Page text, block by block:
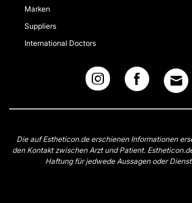
Marken
Suppliers
International Doctors
Die auf Estheticon.de erschienen Informationen
den Kontakt zwischen Arzt und Patient.
Haftung für jedwede Aussagen oder